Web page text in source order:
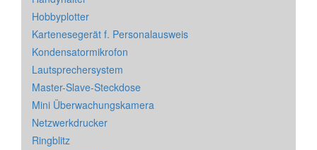
Hobbyplotter
Kartenesegerät f. Personalausweis
Kondensatormikrofon
Lautsprechersystem
Master-Slave-Steckdose
Mini Überwachungskamera
Netzwerkdrucker
Ringblitz